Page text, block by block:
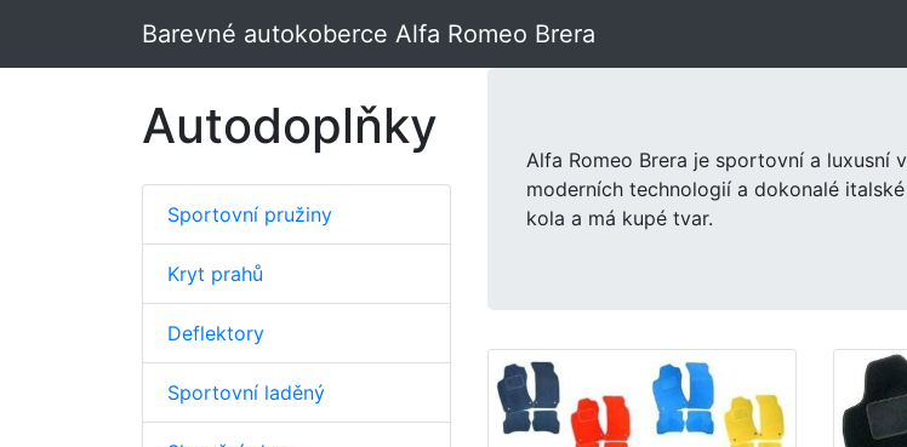
Barevné autokoberce Alfa Romeo Brera
Autodoplňky
Sportovní pružiny
Kryt prahů
Deflektory
Sportovní laděný
Alfa Romeo Brera je sportovní a luxusní
moderních technologií a dokonalé
kola a má kupé tvar.